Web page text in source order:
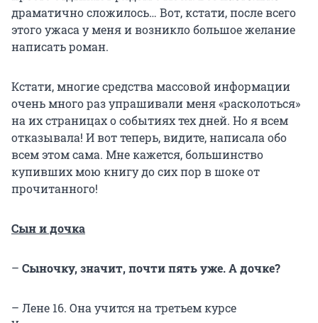
драматично сложилось… Вот, кстати, после всего
этого ужаса у меня и возникло большое желание
написать роман.
Кстати, многие средства массовой информации
очень много раз упрашивали меня «расколоться»
на их страницах о событиях тех дней. Но я всем
отказывала! И вот теперь, видите, написала обо
всем этом сама. Мне кажется, большинство
купивших мою книгу до сих пор в шоке от
прочитанного!
Сын и дочка
– Сыночку, значит, почти пять уже. А дочке?
– Лене 16. Она учится на третьем курсе